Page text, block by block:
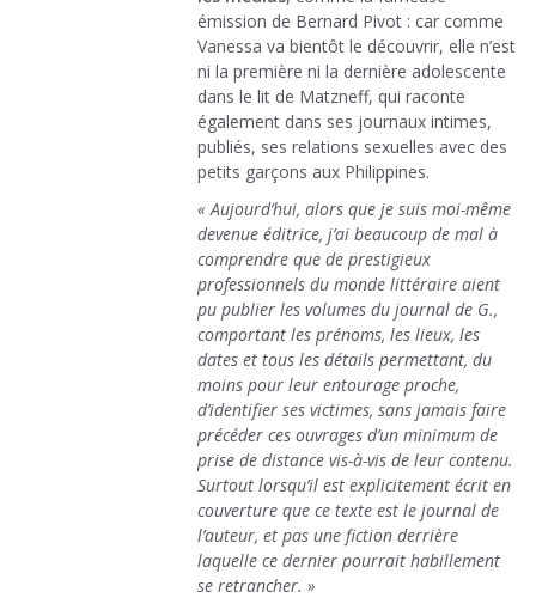
émission de Bernard Pivot : car comme
Vanessa va bientôt le découvrir, elle n’est
ni la première ni la dernière adolescente
dans le lit de Matzneff, qui raconte
également dans ses journaux intimes,
publiés, ses relations sexuelles avec des
petits garçons aux Philippines.
« Aujourd’hui, alors que je suis moi-même
devenue éditrice, j’ai beaucoup de mal à
comprendre que de prestigieux
professionnels du monde littéraire aient
pu publier les volumes du journal de G.,
comportant les prénoms, les lieux, les
dates et tous les détails permettant, du
moins pour leur entourage proche,
d’identifier ses victimes, sans jamais faire
précéder ces ouvrages d’un minimum de
prise de distance vis-à-vis de leur contenu.
Surtout lorsqu’il est explicitement écrit en
couverture que ce texte est le journal de
l’auteur, et pas une fiction derrière
laquelle ce dernier pourrait habillement
se retrancher. »